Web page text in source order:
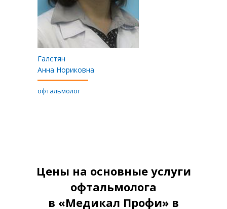
Галстян
Анна Нориковна
офтальмолог
Цены на основные услуги
офтальмолога
в «Медикал Профи» в